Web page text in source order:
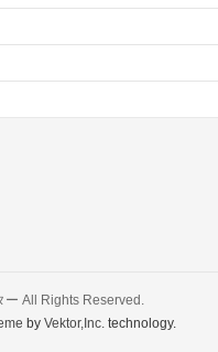
ー All Rights Reserved.
byVektor,Inc. technology.